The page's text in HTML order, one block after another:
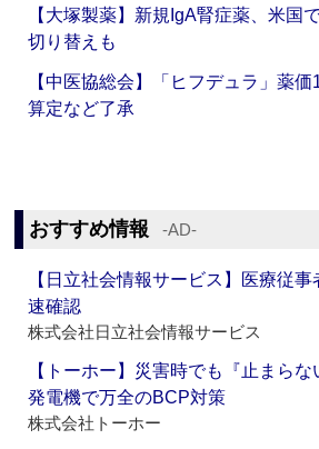
【大塚製薬】新規IgA腎症薬、米国
切り替えも
【中医協総会】「ヒフデュラ」薬
算定など了承
おすすめ情報 ‐AD‐
【日立社会情報サービス】医療従
速確認
株式会社日立社会情報サービス
【トーホー】災害時でも『止まら
発電機で万全のBCP対策
株式会社トーホー